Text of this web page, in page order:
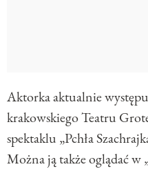
Aktorka aktualnie
krakowskiego Teatru
spektaklu „Pchła
Można ją także oglądać w